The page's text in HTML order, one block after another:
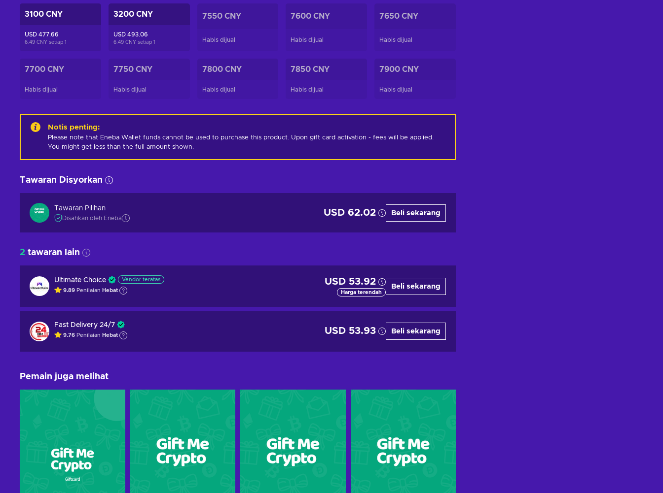
3100 CNY
USD 477.66
6.49 CNY setiap 1
3200 CNY
USD 493.06
6.49 CNY setiap 1
7550 CNY
Habis dijual
7600 CNY
Habis dijual
7650 CNY
Habis dijual
7700 CNY
Habis dijual
7750 CNY
Habis dijual
7800 CNY
Habis dijual
7850 CNY
Habis dijual
7900 CNY
Habis dijual
Notis penting:
Please note that Eneba Wallet funds cannot be used to purchase this product. Upon gift card activation - fees will be applied.
You might get less than the full amount shown.
Tawaran Disyorkan
Tawaran Pilihan
Disahkan oleh Eneba
USD 62.02 Beli sekarang
2 tawaran lain
Ultimate Choice Vendor teratas
9.89 Penilaian Hebat
USD 53.92
Harga terendah
Beli sekarang
Fast Delivery 24/7
9.76 Penilaian Hebat USD 53.93 Beli sekarang
Pemain juga melihat